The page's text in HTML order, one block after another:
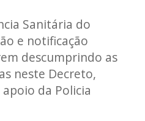
Sanitária do
e notificação
descumprindo as
neste Decreto,
da Policia